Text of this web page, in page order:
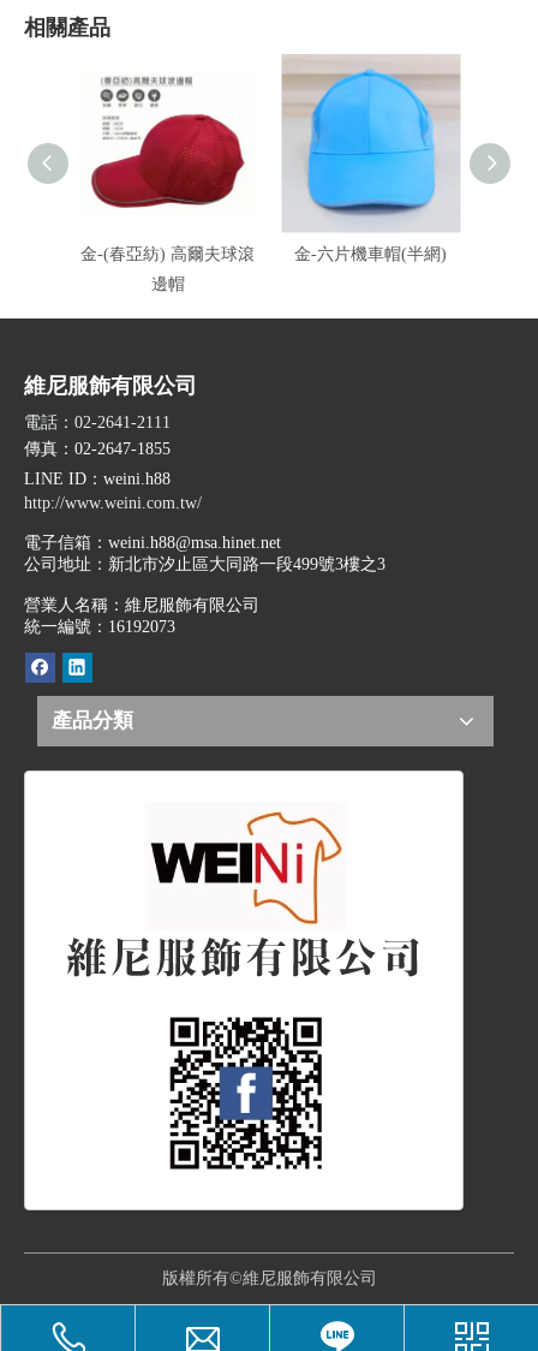
相關產品
金-(春亞紡) 高爾夫球滾
邊帽
金-六片機車帽(半網)
維尼服飾有限公司
電話：02-2641-2111
傳真：02-2647-1855
LINE ID ：weini.h88
http://www.weini.com.tw/
電子信箱： weini.h88@msa.hinet.net
公司地址： 新北市汐止區大同路一段499號3樓之3
營業人名稱：維尼服飾有限公司
統一編號：16192073
產品分類
版權所有©維尼服飾有限公司